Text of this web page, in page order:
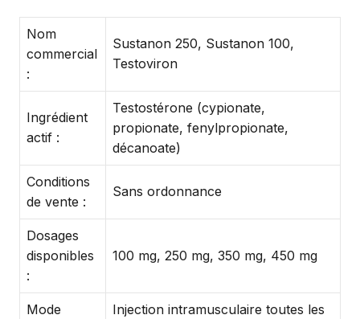
Nom
commercial
:
Sustanon 250, Sustanon 100,
Testoviron
Ingrédient
actif :
Testostérone (cypionate,
propionate, fenylpropionate,
décanoate)
Conditions
de vente :
Sans ordonnance
Dosages
disponibles
:
100 mg, 250 mg, 350 mg, 450 mg
Mode Injection intramusculaire toutes les